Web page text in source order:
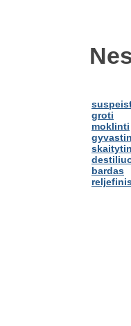
groti
moklinti
bardas